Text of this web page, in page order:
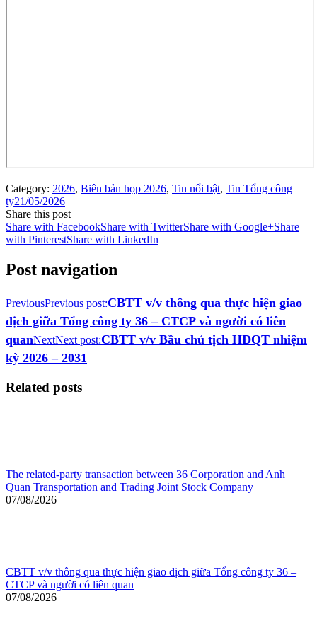
Category: 2026, Biên bản họp 2026, Tin nổi bật, Tin Tổng công
ty21/05/2026
Share this post
Share with FacebookShare with TwitterShare with Google+Share
with PinterestShare with LinkedIn
Post navigation
PreviousPrevious post:CBTT v/v thông qua thực hiện giao
dịch giữa Tổng công ty 36 – CTCP và người có liên
quanNextNext post:CBTT v/v Bầu chủ tịch HĐQT nhiệm
kỳ 2026 – 2031
Related posts
The related-party transaction between 36 Corporation and Anh
Quan Transportation and Trading Joint Stock Company
07/08/2026
CBTT v/v thông qua thực hiện giao dịch giữa Tổng công ty 36 –
CTCP và người có liên quan
07/08/2026